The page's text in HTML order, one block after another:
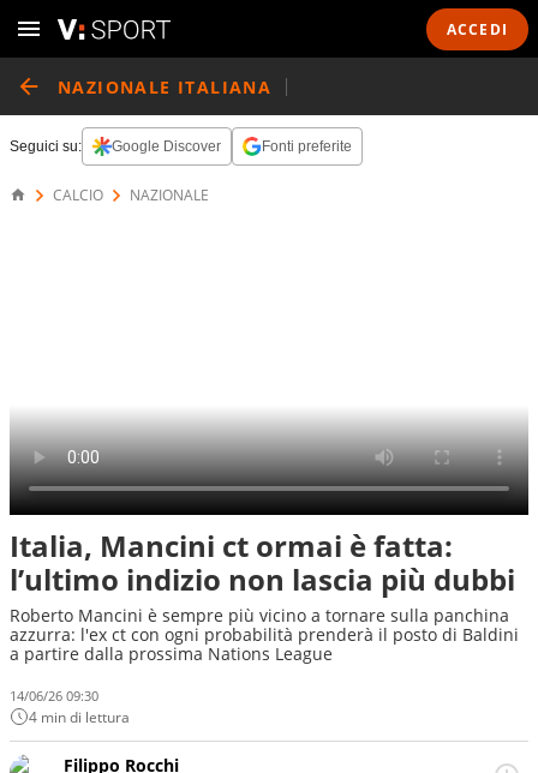
ACCEDI
NAZIONALE ITALIANA
Seguici su: Google Discover Fonti preferite
CALCIO NAZIONALE
Italia, Mancini ct ormai è fatta:
l’ultimo indizio non lascia più dubbi
Roberto Mancini è sempre più vicino a tornare sulla panchina
azzurra: l'ex ct con ogni probabilità prenderà il posto di Baldini
a partire dalla prossima Nations League
14/06/26 09:30
4 min di lettura
Filippo Rocchi